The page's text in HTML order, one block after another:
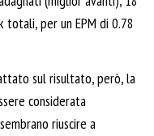
totali, per un EPM di 0.78
sul risultato, però, la
considerata
riuscire a